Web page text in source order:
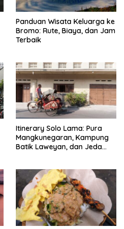
Panduan Wisata Keluarga ke
Bromo: Rute, Biaya, dan Jam
Terbaik
Itinerary Solo Lama: Pura
Mangkunegaran, Kampung
Batik Laweyan, dan Jeda